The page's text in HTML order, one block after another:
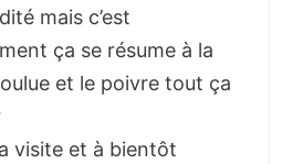
mais c’est
ça se résume à la
et le poivre tout ça
visite et à bientôt